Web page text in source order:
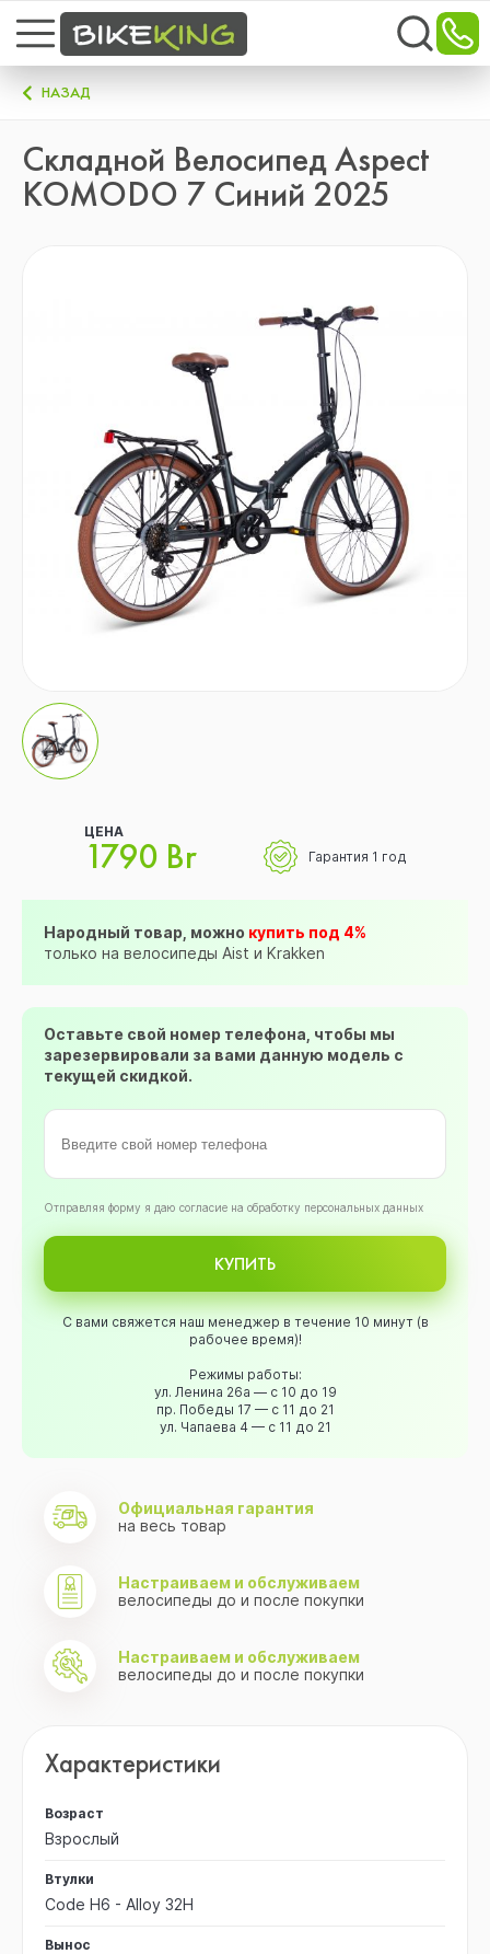
НАЗАД
Складной Велосипед Aspect
KOMODO 7 Синий 2025
ЦЕНА
1790 Br Гарантия 1 год
Народный товар, можно купить под 4%
только на велосипеды Aist и Krakken
Оставьте свой номер телефона, чтобы мы
зарезервировали за вами данную модель с
текущей скидкой.
Oтправляя форму я даю согласие на обработку персональных данных
КУПИТЬ
С вами свяжется наш менеджер в течение 10 минут (в
рабочее время)!
Режимы работы:
ул. Ленина 26а — с 10 до 19
пр. Победы 17 — с 11 до 21
ул. Чапаева 4 — с 11 до 21
Официальная гарантия
на весь товар
Настраиваем и обслуживаем
велосипеды до и после покупки
Настраиваем и обслуживаем
велосипеды до и после покупки
Характеристики
Возраст
Взрослый
Втулки
Code H6 - Alloy 32H
Вынос